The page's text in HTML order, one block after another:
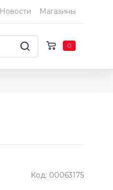
Новости Магазины
0
Код: 00063175